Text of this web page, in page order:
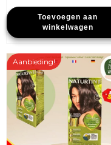
prijs
was:
€16,99.
prijs
is:
€12,50.
Toevoegen aan
winkelwagen
Aanbieding!